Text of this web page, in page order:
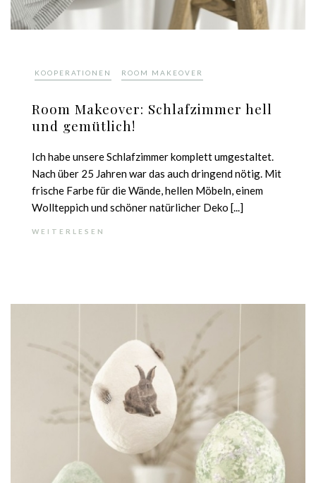
KOOPERATIONEN ROOM MAKEOVER
Room Makeover: Schlafzimmer hell
und gemütlich!
Ich habe unsere Schlafzimmer komplett umgestaltet.
Nach über 25 Jahren war das auch dringend nötig. Mit
frische Farbe für die Wände, hellen Möbeln, einem
Wollteppich und schöner natürlicher Deko [...]
WEITERLESEN